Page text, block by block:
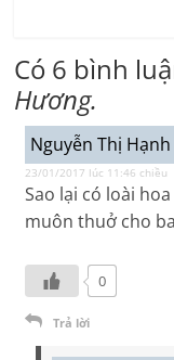
Có 6 bình
Hương.
Nguyễn Thị Hạnh
23/01/2017 lúc 11:46 chiều
Sao lại có loài
muôn thuở cho
0
Trả lời